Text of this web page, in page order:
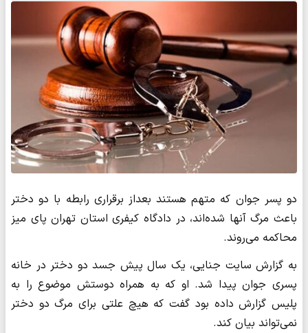
دو پسر جوان که متهم هستند بعداز برقراری رابطه با دو دختر
باعث مرگ آنها شده‌اند، در دادگاه کیفری استان تهران پای میز
محاکمه می‌روند.
به گزارش سایت جنایی، یک سال پیش جسد دو دختر در خانه
پسری جوان پیدا شد. او که به همراه دوستش موضوع را به
پلیس گزارش داده بود گفت که هیچ علتی برای مرگ دو دختر
نمی‌تواند بیان کند.